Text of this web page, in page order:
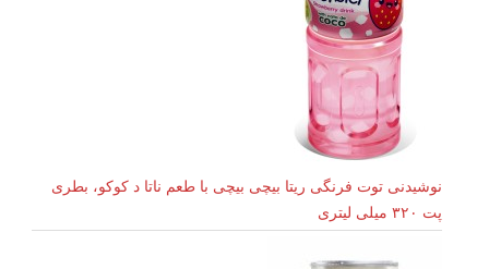
نوشیدنی توت فرنگی ریتا بیچی بیچی با طعم ناتا د کوکو، بطری
پت ۳۲۰ میلی لیتری